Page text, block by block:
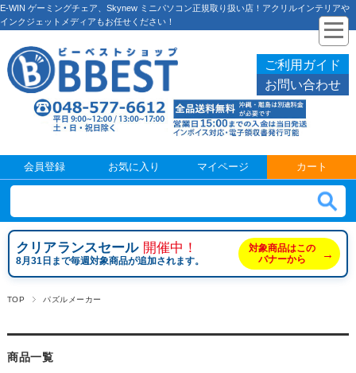
E-WIN ゲーミングチェア、Skynew ミニパソコン正規取り扱い店！アクリルインテリアや
インクジェットメディアもお任せください！
ご利用ガイド
お問い合わせ
会員登録 お気に入り マイページ カート
クリアランスセール 開催中！
8月31日まで毎週対象商品が追加されます。
対象商品はこの
バナーから
→
TOP パズルメーカー
商品一覧